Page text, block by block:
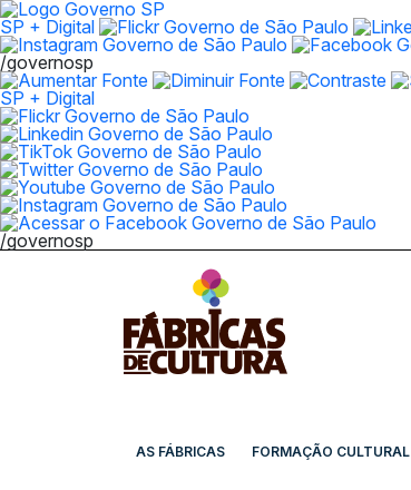
SP + Digital
/governosp
SP + Digital
/governosp
AS FÁBRICAS FORMAÇÃO CULTURAL